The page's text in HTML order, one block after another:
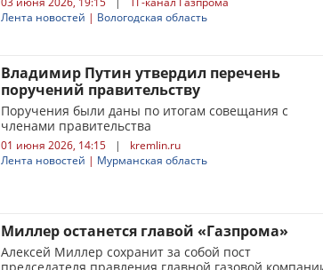
Лента новостей | Вологодская область
Владимир Путин утвердил перечень
поручений правительству
Поручения были даны по итогам совещания с
членами правительства
01 июня 2026, 14:15 |
kremlin.ru
Лента новостей | Мурманская область
Миллер останется главой «Газпрома»
Алексей Миллер сохранит за собой пост